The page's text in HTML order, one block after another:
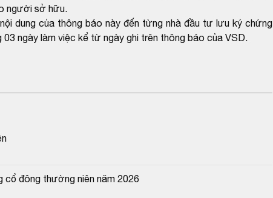
người sở hữu.
dung của thông báo này đến từng nhà đầu tư lưu ký chứng
ngày làm việc kể từ ngày ghi trên thông báo của VSD.
cổ đông thường niên năm 2026